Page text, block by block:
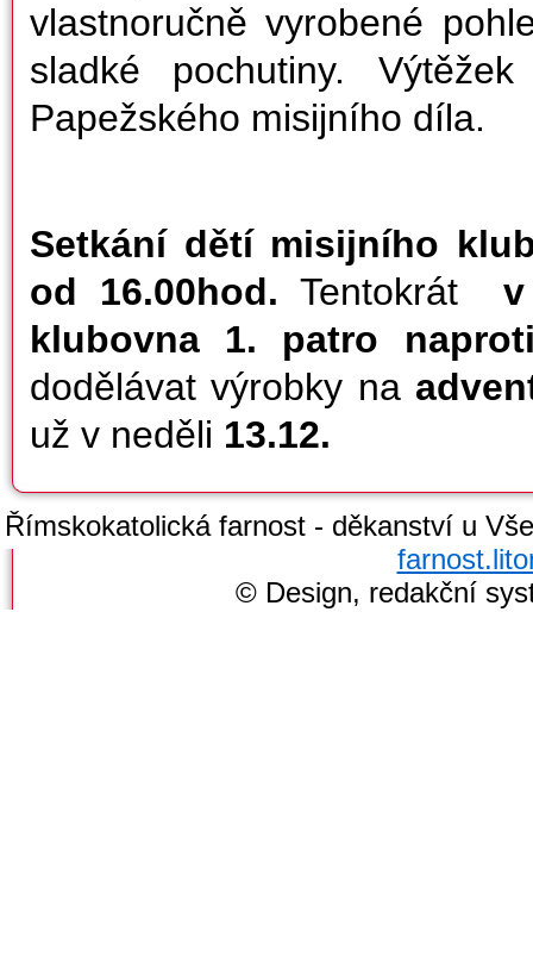
vlastnoručně vyrobené
sladké pochutiny.
Papežského misijního díla.
Setkání dětí misijního
od 16.00hod. Tentokrát
klubovna 1. patro
dodělávat výrobky na
už v neděli 13.12.
Římskokatolická farnost - děkanství u
© Design, redakční